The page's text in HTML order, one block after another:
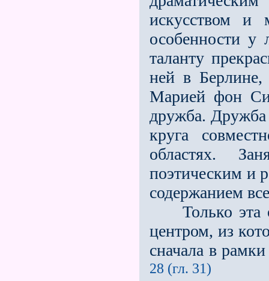
искусством и
особенности у
таланту
ней в
Марией фон
дружба. Дружба
круга
областях.
поэтическим и
содержанием
Только эта
центром, из
сначала в
28 (гл. 31)